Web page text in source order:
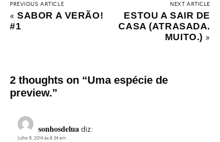
PREVIOUS ARTICLE
«SABOR A VERÃO!
#1
NEXT ARTICLE
ESTOU A SAIR DE
CASA (ATRASADA.
MUITO.) »
2 thoughts on “Uma espécie de
preview.”
sonhosdelua diz:
Julho 9, 2014 às 8:34 am